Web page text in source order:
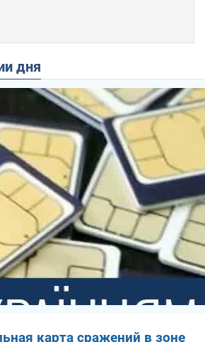
дня
карта сражений в зоне